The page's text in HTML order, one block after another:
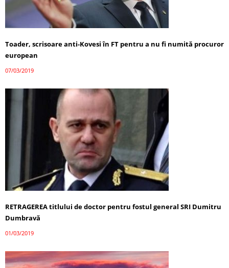
Toader, scrisoare anti-Kovesi în FT pentru a nu fi numită procuror
european
07/03/2019
RETRAGEREA titlului de doctor pentru fostul general SRI Dumitru
Dumbravă
01/03/2019